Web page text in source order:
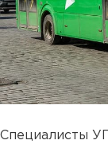
Специалисты